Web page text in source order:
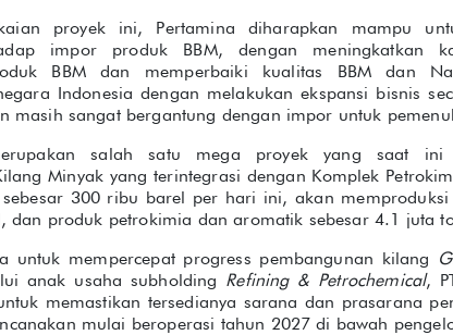
proyek ini, Pertamina diharapkan mampu
impor produk BBM, dengan meningkatkan
BBM dan memperbaiki kualitas BBM dan
Indonesia dengan melakukan ekspansi bisnis
masih sangat bergantung dengan impor untuk
salah satu mega proyek yang saat ini
Minyak yang terintegrasi dengan Komplek
300 ribu barel per hari ini, akan
dan produk petrokimia dan aromatik sebesar 4.1 juta
untuk mempercepat progress pembangunan kilang
anak usaha subholding Refining & Petrochemical,
memastikan tersedianya sarana dan prasarana
mulai beroperasi tahun 2027 di bawah